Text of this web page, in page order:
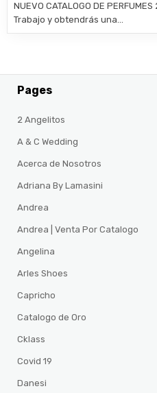
NUEVO CATALOGO DE
Trabajo y obtendrás una…
Pages
2 Angelitos
A & C Wedding
Acerca de Nosotros
Adriana By Lamasini
Andrea
Andrea | Venta Por Catalogo
Angelina
Arles Shoes
Capricho
Catalogo de Oro
Cklass
Covid 19
Danesi